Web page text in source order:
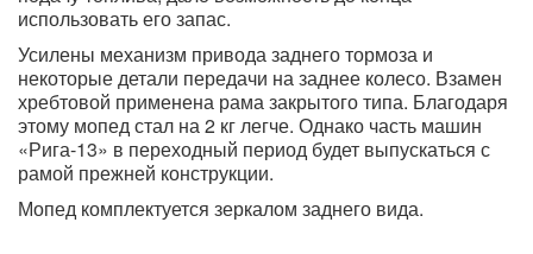
использовать его запас.
Усилены механизм привода заднего тормоза и
некоторые детали передачи на заднее колесо. Взамен
хребтовой применена рама закрытого типа. Благодаря
этому мопед стал на 2 кг легче. Однако часть машин
«Рига-13» в переходный период будет выпускаться с
рамой прежней конструкции.
Мопед комплектуется зеркалом заднего вида.